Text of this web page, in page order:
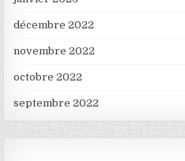
décembre 2022
novembre 2022
octobre 2022
septembre 2022